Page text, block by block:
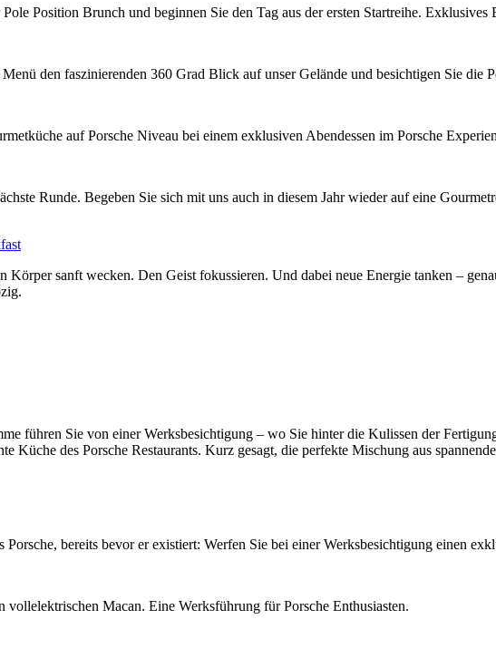
Position Brunch und beginnen Sie den Tag aus der ersten Startreihe.
den faszinierenden 360 Grad Blick auf unser Gelände und besichtigen Sie die
auf Porsche Niveau bei einem exklusiven Abendessen im Porsche
Runde. Begeben Sie sich mit uns auch in diesem Jahr wieder auf eine
Körper sanft wecken. Den Geist fokussieren. Und dabei neue Energie tanken –
führen Sie von einer Werksbesichtigung – wo Sie hinter die Kulissen der
Küche des Porsche Restaurants. Kurz gesagt, die perfekte Mischung aus
Porsche, bereits bevor er existiert: Werfen Sie bei einer Werksbesichtigung einen
vollelektrischen Macan. Eine Werksführung für Porsche Enthusiasten.